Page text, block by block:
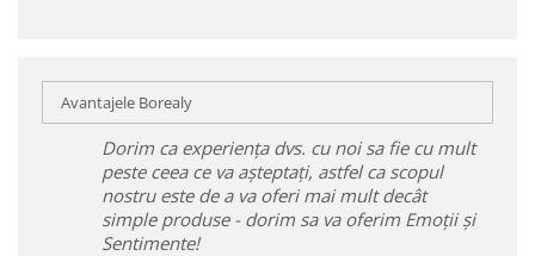
Avantajele Borealy
Dorim ca experiența dvs. cu noi sa fie cu mult
peste ceea ce va așteptați, astfel ca scopul
nostru este de a va oferi mai mult decât
simple produse - dorim sa va oferim Emoții și
Sentimente!